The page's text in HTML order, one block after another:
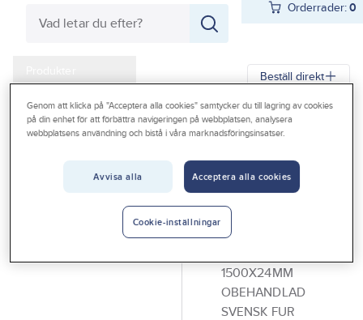
Orderrader:0
Kampanjer
Outlet
Beställ direkt
Gelia Produkter
Gelia Förnödenheter & Förbrukning
Rengöring och städ
Städredskap och tillbehör
Redskapsskaft
trä
1500X24MM
OBEHANDLAD
SVENSK FUR
Genom att klicka på "Acceptera alla cookies" samtycker du till lagring av cookies
på din enhet för att förbättra navigeringen på webbplatsen, analysera
webbplatsens användning och bistå i våra marknadsföringsinsatser.
Avvisa alla Acceptera alla cookies
Cookie-inställningar